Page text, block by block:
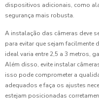
dispositivos adicionais, como
segurança mais robusta.
A instalação das câmeras deve
para evitar que sejam
ideal varia entre 2,5 a 3 metros,
Além disso, evite instalar
isso pode comprometer a
adequados e faça os ajustes
estejam posicionadas